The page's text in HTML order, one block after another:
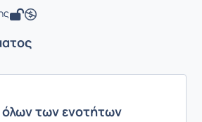
των ενοτήτων